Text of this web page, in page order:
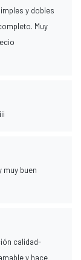
y dobles
Muy
muy buen
calidad-
y hace